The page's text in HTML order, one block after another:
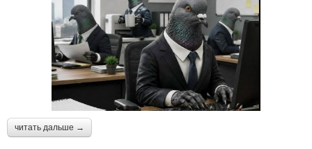
читать дальше →